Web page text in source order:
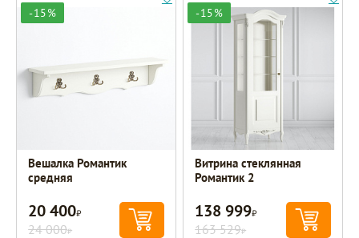
-15%
Вешалка Романтик
средняя
20 400Р
24 000Р
-15%
Витрина стеклянная
Романтик 2
138 999Р
163 529Р